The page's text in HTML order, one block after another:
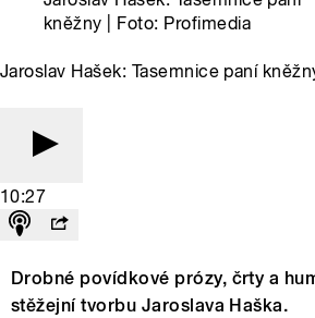
kněžny | Foto: Profimedia
Jaroslav Hašek: Tasemnice paní
10:27
Drobné povídkové prózy, črty a
stěžejní tvorbu Jaroslava Haška.